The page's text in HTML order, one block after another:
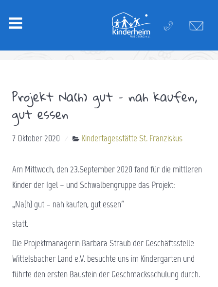
Projekt Na(h) gut – nah kaufen,
gut essen
7 Oktober 2020 Kindertagesstätte St. Franziskus
Am Mittwoch, den 23.September 2020 fand für die mittleren
Kinder der Igel – und Schwalbengruppe das Projekt:
„Na(h) gut – nah kaufen, gut essen“
statt.
Die Projektmanagerin Barbara Straub der Geschäftsstelle
Wittelsbacher Land e.V. besuchte uns im Kindergarten und
führte den ersten Baustein der Geschmacksschulung durch.